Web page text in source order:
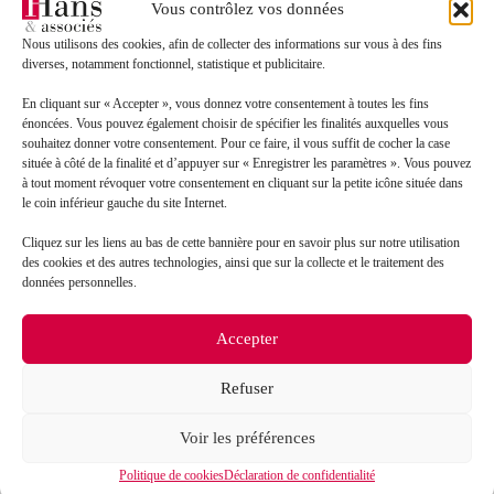
Vous contrôlez vos données
Nous utilisons des cookies, afin de collecter des informations sur vous à des fins
diverses, notamment fonctionnel, statistique et publicitaire.
En cliquant sur « Accepter », vous donnez votre consentement à toutes les fins
énoncées. Vous pouvez également choisir de spécifier les finalités auxquelles vous
souhaitez donner votre consentement. Pour ce faire, il vous suffit de cocher la case
située à côté de la finalité et d’appuyer sur « Enregistrer les paramètres ». Vous pouvez
à tout moment révoquer votre consentement en cliquant sur la petite icône située dans
le coin inférieur gauche du site Internet.
Cliquez sur les liens au bas de cette bannière pour en savoir plus sur notre utilisation
des cookies et des autres technologies, ainsi que sur la collecte et le traitement des
données personnelles.
Accepter
Refuser
Voir les préférences
Politique de cookiesDéclaration de confidentialité
Comment mettre en
place le télétravail ?
Depuis l'entrée en vigueur de la loi sur le renforcement
du dialogue social, iln’est plus nécessaire de
modifier le contrat de travailpour permettre à un
salarié de télétravailler.
Pour mettre en place le télétravail, il existe 3 possibilités
salarié, par tout moyen (accord oral, courriel,
unaccord collectif
élaborée par l’employeur, après avis
Dans le cadre d'un simple accord avec le salarié (sans
accord collectif ou charte), ce dernier formalise cet